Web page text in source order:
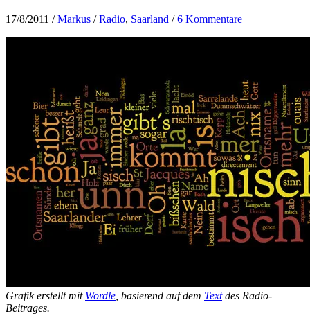
17/8/2011 /Markus /Radio, Saarland /6 Kommentare
Grafik erstellt mit Wordle, basierend auf dem Textdes Radio-
Beitrages.